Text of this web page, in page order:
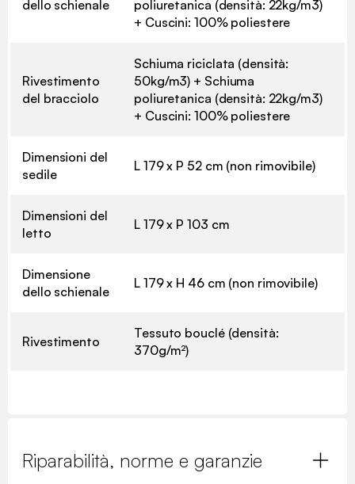
dello schienale
poliuretanica (densità: 22kg/m3)
+ Cuscini: 100% poliestere
Rivestimento
del bracciolo
Schiuma riciclata (densità:
50kg/m3) + Schiuma
poliuretanica (densità: 22kg/m3)
+ Cuscini: 100% poliestere
Dimensioni del
sedile
L 179 x P 52 cm (non rimovibile)
Dimensioni del
letto
L 179 x P 103 cm
Dimensione
dello schienale
L 179 x H 46 cm (non rimovibile)
Rivestimento
Tessuto bouclé (densità:
370g/m²)
Riparabilità, norme e garanzie